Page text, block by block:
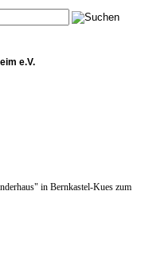
e.V.
in Bernkastel-Kues zum